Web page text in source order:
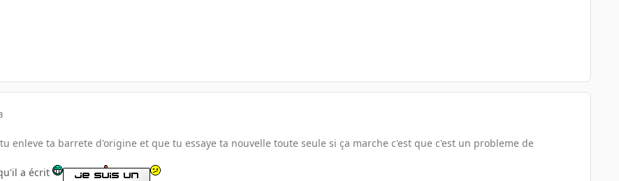
enleve ta barrete d'origine et que tu essaye ta nouvelle toute seule si ça marche c'est que c'est un probleme de
a écrit